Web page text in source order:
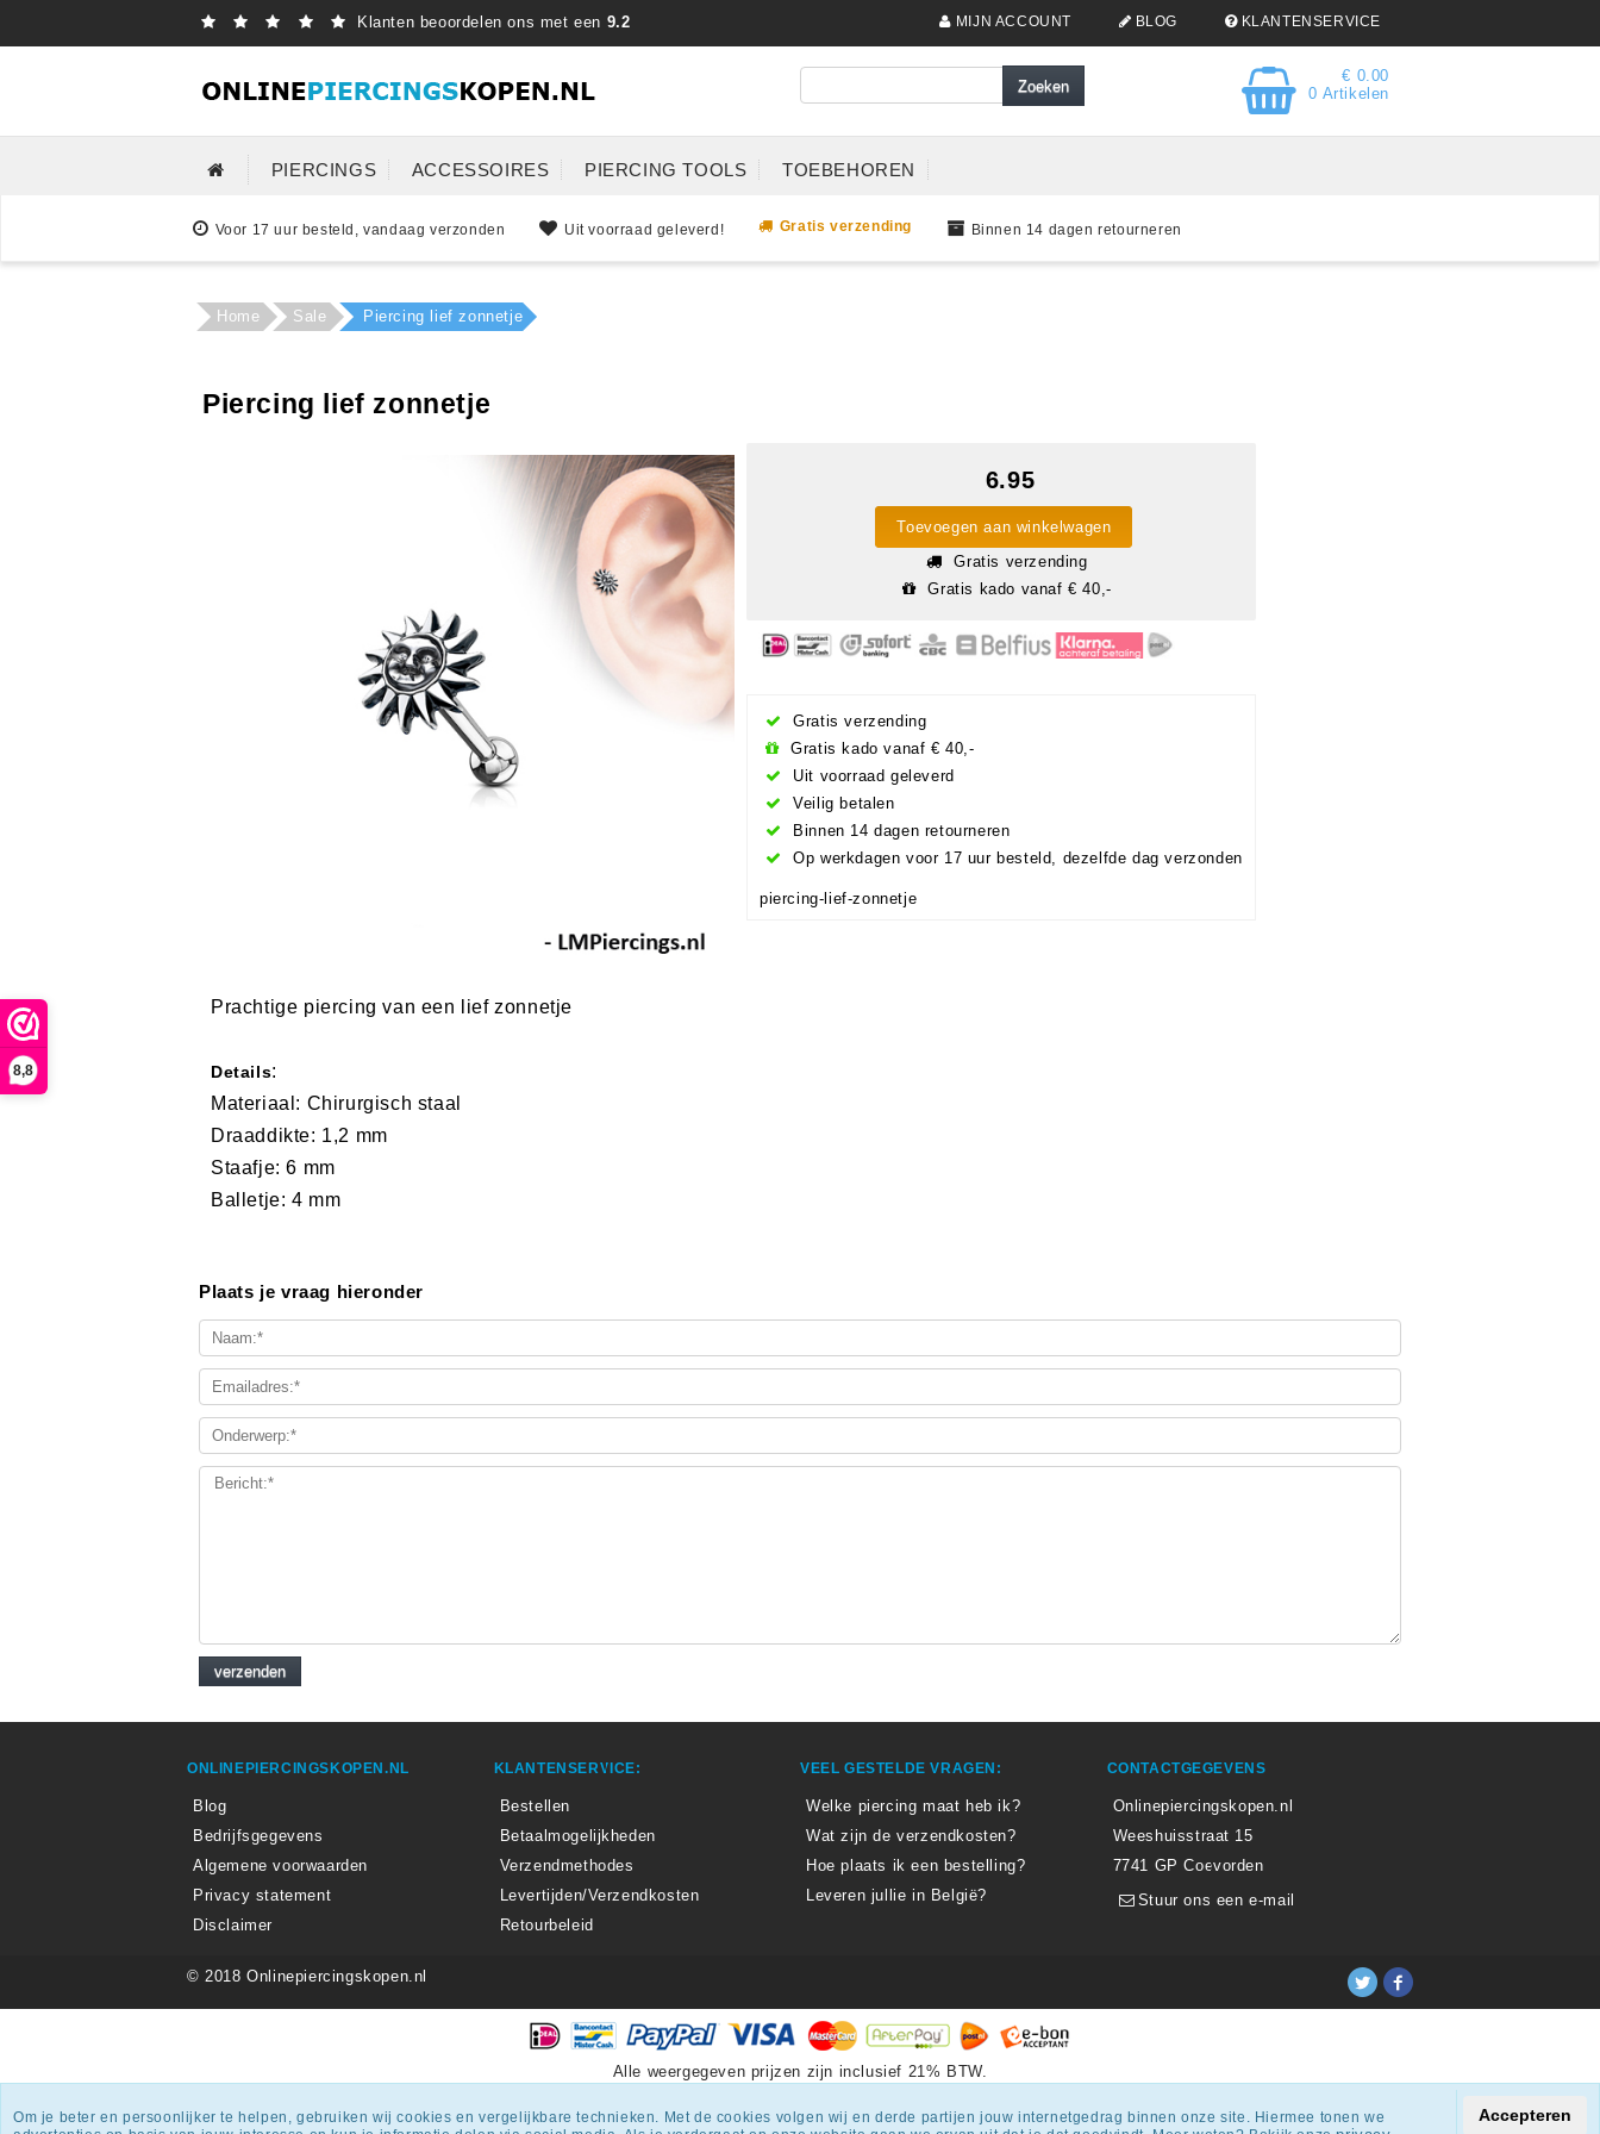
8,8
Klanten beoordelen ons met een 9.2 MIJN ACCOUNT BLOG KLANTENSERVICE
€ 0.00
0 Artikelen
PIERCINGS ACCESSOIRES PIERCING TOOLS TOEBEHOREN
Voor 17 uur besteld, vandaag verzonden Uit voorraad geleverd! Gratis verzending Binnen 14 dagen retourneren
Home Sale Piercing lief zonnetje
Piercing lief zonnetje
6.95
Toevoegen aan winkelwagen
Gratis verzending
Gratis kado vanaf € 40,-
Gratis verzending
Gratis kado vanaf € 40,-
Uit voorraad geleverd
Veilig betalen
Binnen 14 dagen retourneren
Op werkdagen voor 17 uur besteld, dezelfde dag verzonden
piercing-lief-zonnetje
Prachtige piercing van een lief zonnetje
Details:
Materiaal: Chirurgisch staal
Draaddikte: 1,2 mm
Staafje: 6 mm
Balletje: 4 mm
Plaats je vraag hieronder
ONLINEPIERCINGSKOPEN.NL
Blog
Bedrijfsgegevens
Algemene voorwaarden
Privacy statement
Disclaimer
KLANTENSERVICE:
Bestellen
Betaalmogelijkheden
Verzendmethodes
Levertijden/Verzendkosten
Retourbeleid
VEEL GESTELDE VRAGEN:
Welke piercing maat heb ik?
Wat zijn de verzendkosten?
Hoe plaats ik een bestelling?
Leveren jullie in België?
CONTACTGEGEVENS
Onlinepiercingskopen.nl
Weeshuisstraat 15
7741 GP Coevorden
Stuur ons een e-mail
© 2018 Onlinepiercingskopen.nl
Alle weergegeven prijzen zijn inclusief 21% BTW.
Onlinepiercingskopen.nlkrijgt een beoordelingvan 8.3/10uit1807beoordelingen.
Om je beter en persoonlijker te helpen, gebruiken wij cookies en vergelijkbare technieken. Met de cookies volgen wij en derde partijen jouw internetgedrag binnen onze site. Hiermee tonen we
Accepteren